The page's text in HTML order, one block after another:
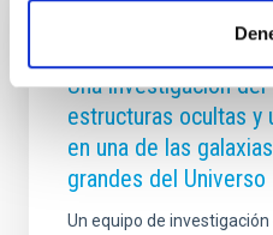
Una investigación del
estructuras ocultas y
en una de las
grandes del Universo
Un equipo de